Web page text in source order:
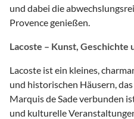
und dabei die
Provence genießen.
Lacoste – Kunst, Geschichte
Lacoste ist ein kleines,
und historischen Häusern,
Marquis de Sade verbunden
und kulturelle